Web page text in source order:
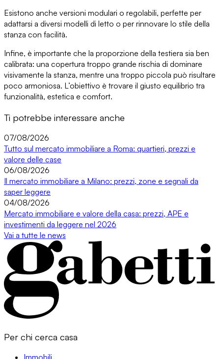
Esistono anche versioni modulari o regolabili, perfette per
adattarsi a diversi modelli di letto o per rinnovare lo stile della
stanza con facilità.
Infine, è importante che la proporzione della testiera sia ben
calibrata: una copertura troppo grande rischia di dominare
visivamente la stanza, mentre una troppo piccola può risultare
poco armoniosa. L’obiettivo è trovare il giusto equilibrio tra
funzionalità, estetica e comfort.
Ti potrebbe interessare anche
07/08/2026
Tutto sul mercato immobiliare a Roma: quartieri, prezzi e
valore delle case
06/08/2026
Il mercato immobiliare a Milano: prezzi, zone e segnali da
saper leggere
04/08/2026
Mercato immobiliare e valore della casa: prezzi, APE e
investimenti da leggere nel 2026
Vai a tutte le news
Per chi cerca casa